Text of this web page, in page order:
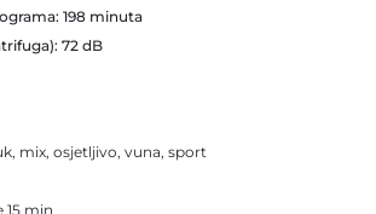
198 minuta
72 dB
mix, osjetljivo, vuna, sport
15 min